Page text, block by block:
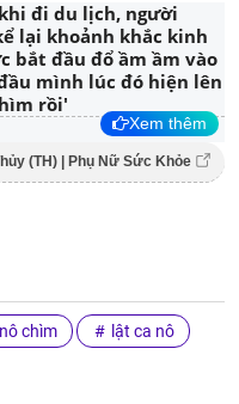
đi du lịch, người
lại khoảnh khắc kinh
bắt đầu đổ ầm ầm vào
mình lúc đó hiện lên
rồi'
Xem thêm
(TH) | Phụ Nữ Sức Khỏe
chìm lật ca nô